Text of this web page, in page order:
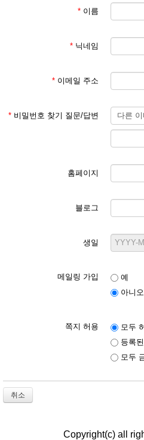
* 이름
* 닉네임
* 이메일 주소
* 비밀번호 찾기 질문/답변
홈페이지
블로그
생일
메일링 가입
예
아니오
쪽지 허용
모두
등록
모두
취소
Copyright(c) all